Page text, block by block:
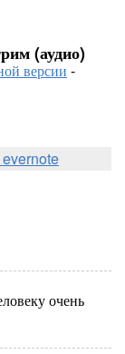
(аудио)
версии -
evernote
очень